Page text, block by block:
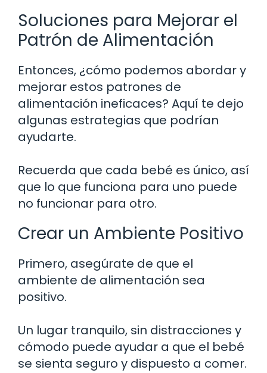
Soluciones para Mejorar el
Patrón de Alimentación
Entonces, ¿cómo podemos abordar y
mejorar estos patrones de
alimentación ineficaces? Aquí te dejo
algunas estrategias que podrían
ayudarte.
Recuerda que cada bebé es único, así
que lo que funciona para uno puede
no funcionar para otro.
Crear un Ambiente Positivo
Primero, asegúrate de que el
ambiente de alimentación sea
positivo.
Un lugar tranquilo, sin distracciones y
cómodo puede ayudar a que el bebé
se sienta seguro y dispuesto a comer.